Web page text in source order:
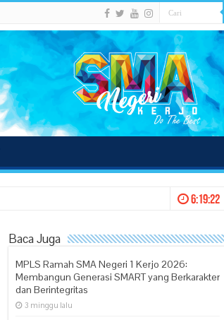
6:19:23
Baca Juga
MPLS Ramah SMA Negeri 1 Kerjo 2026:
Membangun Generasi SMART yang Berkarakter
dan Berintegritas
3 minggu lalu